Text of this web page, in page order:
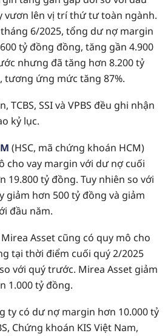
vươn lên vị trí thứ tư toàn ngành.
6/2025, tổng dư nợ margin
tỷ đồng đồng, tăng gần 4.900
nhưng đã tăng hơn 8.200 tỷ
tương ứng mức tăng 87%.
TCBS, SSI và VPBS đều ghi nhận
kỷ lục.
(HSC, mã chứng khoán HCM)
cho vay margin với dư nợ cuối
19.800 tỷ đồng. Tuy nhiên so với
giảm hơn 500 tỷ đồng và giảm
đầu năm.
Asset cũng có quy mô cho
tại thời điểm cuối quý 2/2025
với quý trước. Mirea Asset giảm
1.000 tỷ đồng.
ty có dư nợ margin hơn 10.000 tỷ
Chứng khoán KIS Việt Nam,